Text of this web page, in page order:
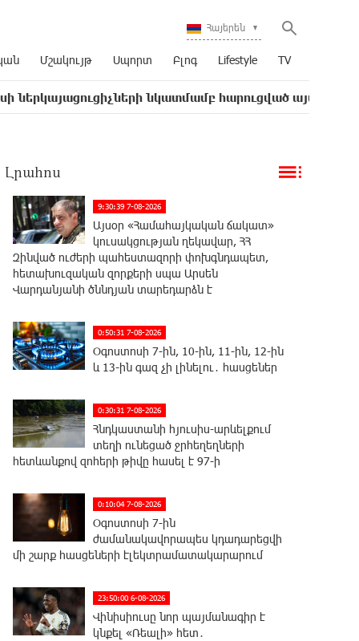
Հայերեն
Մշակույթ Սպորտ Բլոգ Lifestyle TV
նկատմամբ հարուցված այս խայտառակ
Լրահոս
9:30:39 7-08-2026
Այսօր «Համահայկական ճակատ»
կուսակցության ղեկավար, ՀՀ
Զինված ուժերի պահեստազորի փոխգնդապետ,
հետախուզական զորքերի սպա Արսեն
Վարդանյանի ծննդյան տարեդարձն է
0:50:31 7-08-2026
Օգոստոսի 7-ին, 10-ին, 11-ին, 12-ին
և 13-ին գազ չի լինելու․ հասցեներ
0:30:31 7-08-2026
Հնդկաստանի հյուսիս-արևելքում
տեղի ունեցած ջրհեղեղների
հետևանքով զոհերի թիվը հասել է 97-ի
0:10:04 7-08-2026
Օգոստոսի 7-ին
ժամանակավորապես կդադարեցվի
մի շարք հասցեների էլեկտրամատակարարում
23:50:00 6-08-2026
Վինիսիուսը նոր պայմանագիր է
կնքել «Ռեալի» հետ․